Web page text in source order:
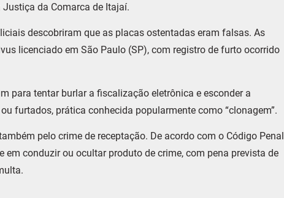
da Comarca de Itajaí.
descobriram que as placas ostentadas eram falsas. As
licenciado em São Paulo (SP), com registro de furto ocorrido
para tentar burlar a fiscalização eletrônica e esconder a
furtados, prática conhecida popularmente como “clonagem”.
pelo crime de receptação. De acordo com o Código Penal
em conduzir ou ocultar produto de crime, com pena prevista de